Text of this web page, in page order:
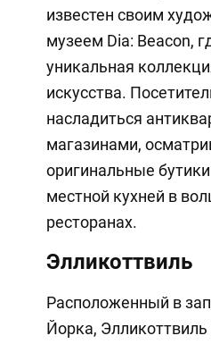
известен своим
музеем Dia: Beacon,
уникальная
искусства.
насладиться
магазинами,
оригинальные
местной кухней в
ресторанах.
Элликоттвиль
Расположенный в
Йорка,